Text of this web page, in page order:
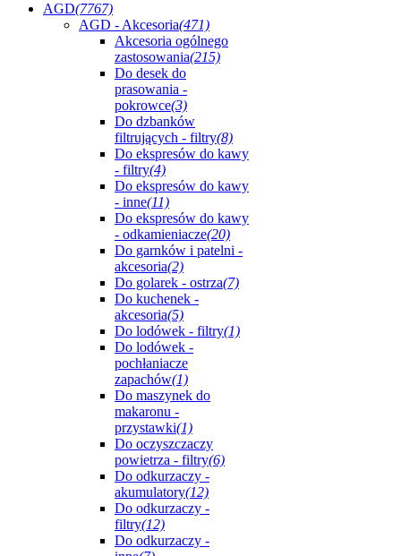
AGD(7767)
AGD - Akcesoria(471)
Akcesoria ogólnego
zastosowania(215)
Do desek do
prasowania -
pokrowce(3)
Do dzbanków
filtrujących - filtry(8)
Do ekspresów do kawy
- filtry(4)
Do ekspresów do kawy
- inne(11)
Do ekspresów do kawy
- odkamieniacze(20)
Do garnków i patelni -
akcesoria(2)
Do golarek - ostrza(7)
Do kuchenek -
akcesoria(5)
Do lodówek - filtry(1)
Do lodówek -
pochłaniacze
zapachów(1)
Do maszynek do
makaronu -
przystawki(1)
Do oczyszczaczy
powietrza - filtry(6)
Do odkurzaczy -
akumulatory(12)
Do odkurzaczy -
filtry(12)
Do odkurzaczy -